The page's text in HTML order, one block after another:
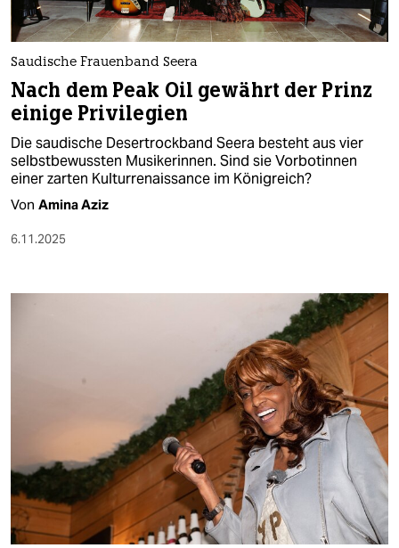
nord
wahrheit
verlag
verlag
unterstützen
Saudische Frauenband Seera
Nach dem Peak Oil gewährt der Prinz
einige Privilegien
Die saudische Desertrockband Seera besteht aus vier
selbstbewussten Musikerinnen. Sind sie Vorbotinnen
einer zarten Kulturrenaissance im Königreich?
Von Amina Aziz
6.11.2025